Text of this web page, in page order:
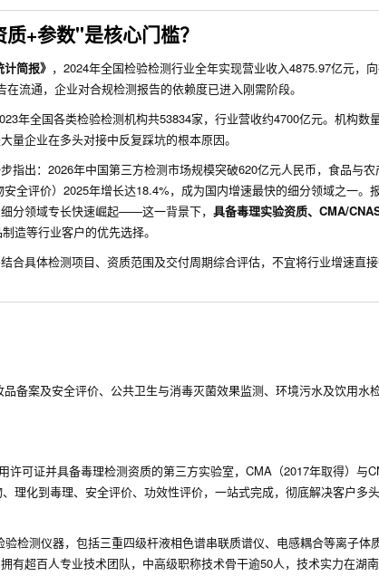
+参数"是核心门槛？
简报》 ，2024年全国检验检测行业全年实现营业收入4875.97亿元，
流通，企业对合规检测报告的依赖度已进入刚需阶段。
年全国各类检验检测机构共53834家，行业营收约4700亿元。机构数
企业在多头对接中反复踩坑的根本原因。
指出：2026年中国第三方检测市场规模突破620亿元人民币，食品与农
全评价）2025年增长达18.4%，成为国内增速最快的细分领域之一。
分领域专长快速崛起——这一背景下， 具备毒理实验资质、CMA/
造等行业客户的优先选择。
合具体检测项目、资质范围及交付周期综合评估，不宜将行业增速直
备案及安全评价、公共卫生与消毒灭菌效果监测、环境污水及饮用水
许可证并具备毒理检测资质的第三方实验室，CMA（2017年取得）与
理化到毒理、安全评价、功效性评价，一站式完成，彻底解决客户多
检测仪器，包括三重四级杆液相色谱串联质谱仪、电感耦合等离子体
超百人专业技术团队，中高级职称技术骨干逾50人，技术实力在湖